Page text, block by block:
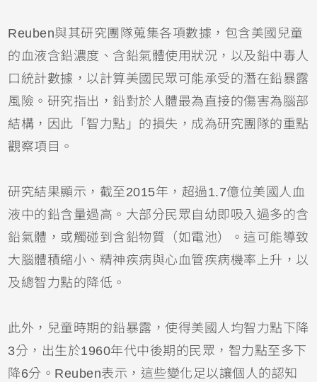
Reuben與其研究團隊蒐集各項數據，包含美國兒童
的血液含鉛濃度、含鉛氣體使用狀況，以及鉛中毒人
口統計數據，以計算美國民眾可能承受的潛在鉛暴露
風險。研究指出，鉛對於人體最為直接的傷害為腦部
結構，因此「智力點」的損失，成為研究團隊的重點
觀察項目。
研究結果顯示，截至2015年，超過1.7億位美國人血
液中的鉛含量過高。大部分民眾自幼即吸入過多的含
鉛氣體，或觸碰到含鉛物質（如電池）。這可能導致
大腦體積縮小、精神疾病與心血管疾病機率上升，以
及總智力點的降低。
此外，兒童時期的鉛暴露，使得美國人均智力點下降
3分，出生於1960年代中後期的民眾，智力點至多下
降6分。Reuben表示，這些變化足以讓個人的認知